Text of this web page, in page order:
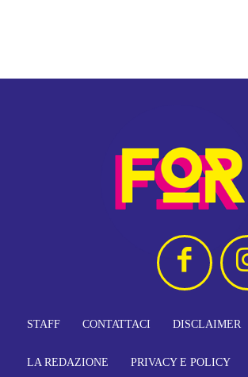
STAFF CONTATTACI DISCLAIMER
LA REDAZIONE PRIVACY E POLICY